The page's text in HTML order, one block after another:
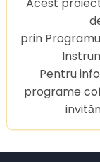
Acest
prin
Pentru
programe